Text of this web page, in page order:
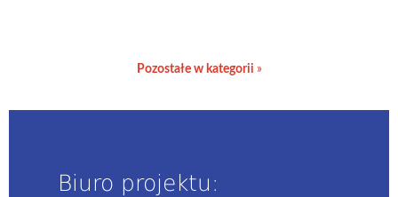
Pozostałe w kategorii
Biuro projektu: